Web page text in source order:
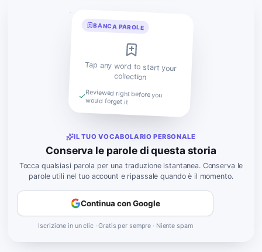
IL TUO VOCABOLARIO PERSONALE
Conserva le parole di questa storia
Tocca qualsiasi parola per una traduzione istantanea. Conserva le
parole utili nel tuo account e ripassale quando è il momento.
Continua con Google
Iscrizione in un clic · Gratis per sempre · Niente spam
BANCA PAROLE
Tap any word to start your
collection
Reviewed right before you
would forget it